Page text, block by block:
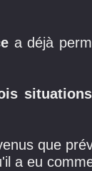
a déjà
que
a eu